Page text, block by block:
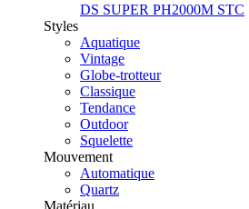
DS SUPER PH2000M STC
Styles
Aquatique
Vintage
Globe-trotteur
Classique
Tendance
Outdoor
Squelette
Mouvement
Automatique
Quartz
Matériau